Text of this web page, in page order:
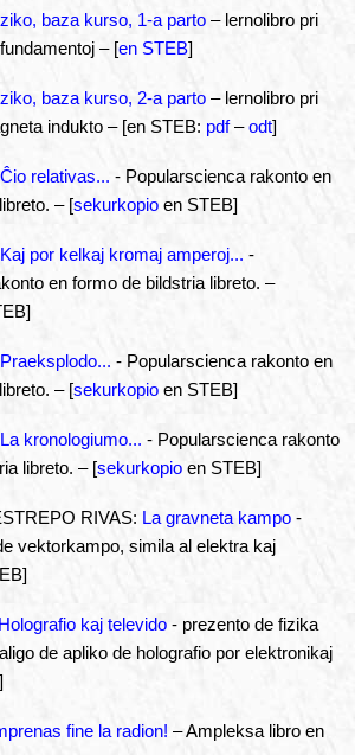
baza kurso, 1-a parto – lernolibro pri
– [en STEB]
baza kurso, 2-a parto – lernolibro pri
indukto – [en STEB: pdf–odt]
Ĉio relativas... - Popularscienca rakonto en
– [sekurkopio en STEB]
Kaj por kelkaj kromaj amperoj... -
en formo de bildstria libreto. –
Praeksplodo... - Popularscienca rakonto en
– [sekurkopio en STEB]
La kronologiumo... - Popularscienca rakonto
libreto. – [sekurkopio en STEB]
RIVAS: La gravneta kampo -
vektorkampo, simila al elektra kaj
Holografio kaj televido - prezento de fizika
de apliko de holografio por elektronikaj
fine la radion! – Ampleksa libro en